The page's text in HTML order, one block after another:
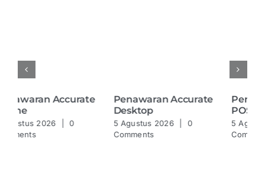
Penawaran Accurate
POS
5 Agustus 2026
Comments
Penawaran Accurate
Online
5 Agustus 2026
Comments